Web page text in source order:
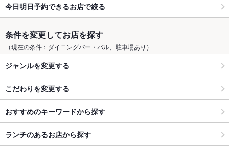
今日明日予約できるお店で絞る
条件を変更してお店を探す
（現在の条件：ダイニングバー・バル、駐車場あり）
ジャンルを変更する
こだわりを変更する
おすすめのキーワードから探す
ランチのあるお店から探す